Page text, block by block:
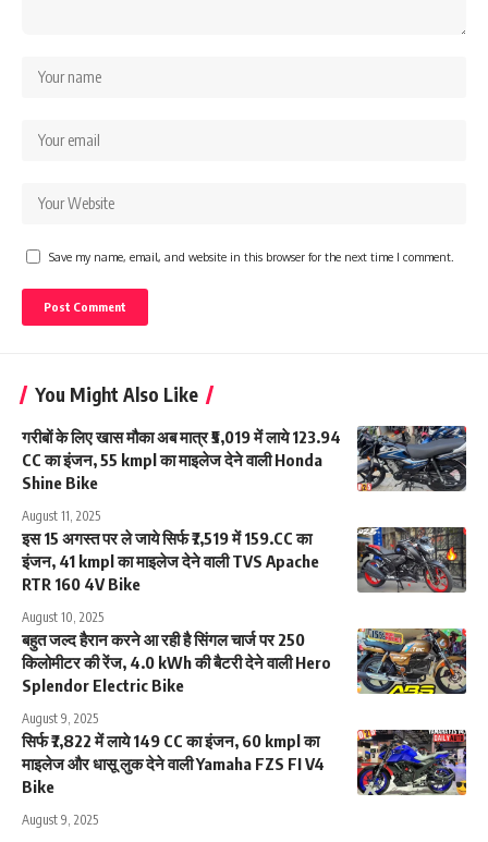
Save my name, email, and website in this browser for the next time I comment.
You Might Also Like
गरीबों के लिए खास मौका अब मात्र ₹5,019 में लाये 123.94
CC का इंजन, 55 kmpl का माइलेज देने वाली Honda
Shine Bike
August 11, 2025
इस 15 अगस्त पर ले जाये सिर्फ ₹7,519 में 159.CC का
इंजन, 41 kmpl का माइलेज देने वाली TVS Apache
RTR 160 4V Bike
August 10, 2025
बहुत जल्द हैरान करने आ रही है सिंगल चार्ज पर 250
किलोमीटर की रेंज, 4.0 kWh की बैटरी देने वाली Hero
Splendor Electric Bike
August 9, 2025
सिर्फ ₹7,822 में लाये 149 CC का इंजन, 60 kmpl का
माइलेज और धासू लुक देने वाली Yamaha FZS FI V4
Bike
August 9, 2025